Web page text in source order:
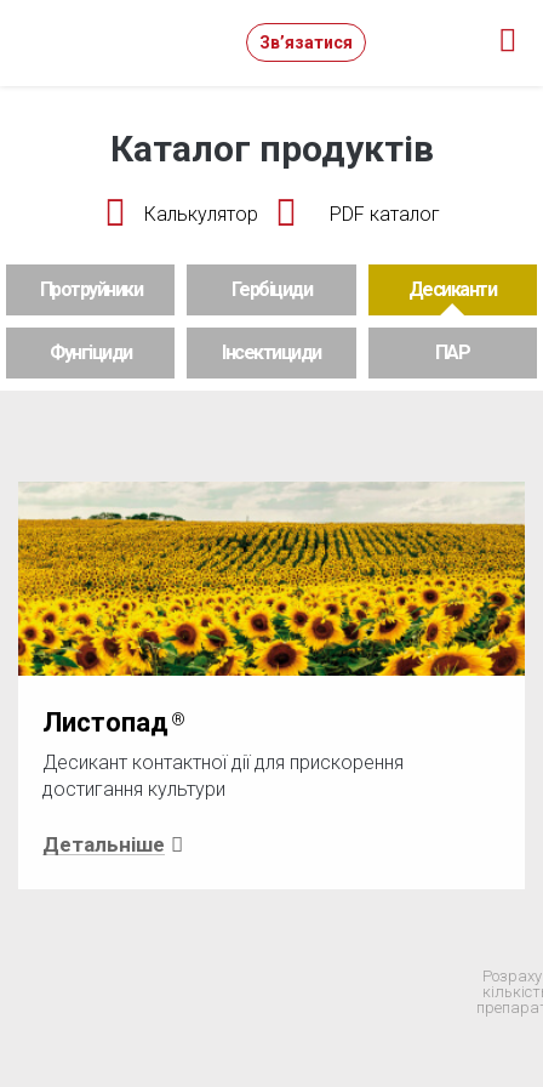
Зв’язатися
Каталог продуктів
Калькулятор PDF каталог
Протруйники Гербіциди Десиканти
Фунгіциди Інсектициди ПАР
Листопад
Десикант контактної дії для прискорення
достигання культури
Детальніше